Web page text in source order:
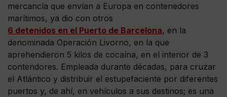
mercancía que envían a Europa en contenedores
marítimos, ya dio con otros
6 detenidos en el Puerto de Barcelona, en la
denominada Operación Livorno, en la que
aprehendieron 5 kilos de cocaína, en el interior de 3
contendores. Empleada durante décadas, para cruzar
el Atlántico y distribuir el estupefaciente por diferentes
puertos y, de ahí, en vehículos a sus destinos; es una